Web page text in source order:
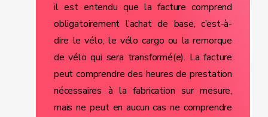
il est entendu que la facture comprend
obligatoirement l’achat de base, c’est-à-
dire le vélo, le vélo cargo ou la remorque
de vélo qui sera transformé(e). La facture
peut comprendre des heures de prestation
nécessaires à la fabrication sur mesure,
mais ne peut en aucun cas ne comprendre